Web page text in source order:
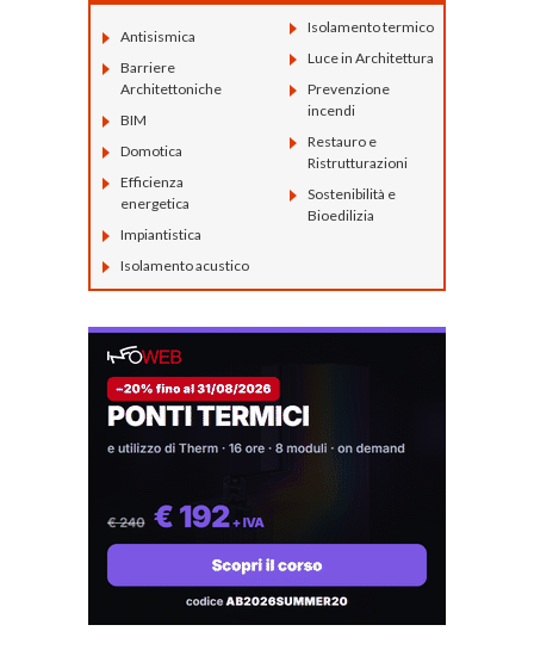
Antisismica
Barriere
Architettoniche
BIM
Domotica
Efficienza
energetica
Impiantistica
Isolamento acustico
Isolamento termico
Luce in Architettura
Prevenzione
incendi
Restauro e
Ristrutturazioni
Sostenibilità e
Bioedilizia